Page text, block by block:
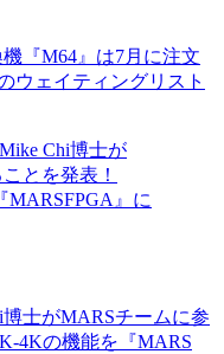
『M64』は7月に注文
ウェイティングリスト
士がMARSチームに参
4Kの機能を『MARS